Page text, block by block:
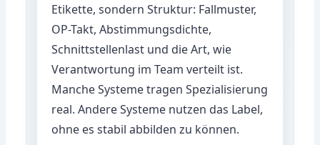
Etikette, sondern Struktur: Fallmuster,
OP-Takt, Abstimmungsdichte,
Schnittstellenlast und die Art, wie
Verantwortung im Team verteilt ist.
Manche Systeme tragen Spezialisierung
real. Andere Systeme nutzen das Label,
ohne es stabil abbilden zu können.